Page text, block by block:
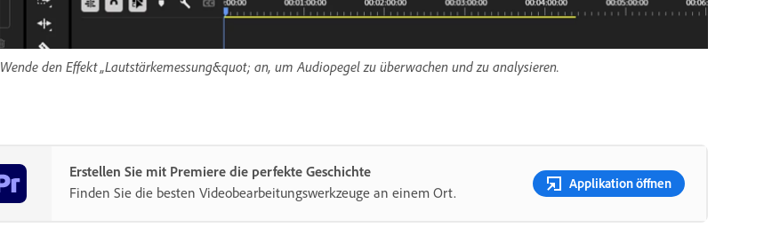
Wende den Effekt „Lautstärkemessung&quot; an, um Audiopegel zu überwachen und zu analysieren.
Erstellen Sie mit Premiere die perfekte Geschichte
Finden Sie die besten Videobearbeitungswerkzeuge an einem Ort.
Applikation öffnen